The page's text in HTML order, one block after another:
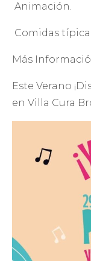
Animación.
Comidas
Más
Este Verano
en Villa Cura